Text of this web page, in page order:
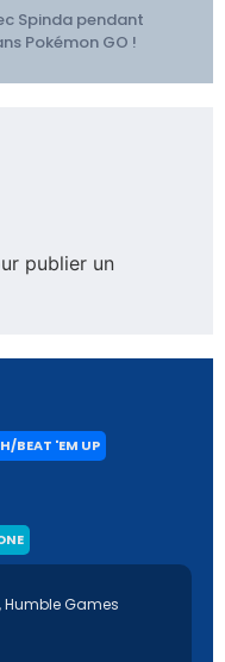
Spinda pendant
Pokémon GO !
publier un
BEAT 'EM UP
Humble Games